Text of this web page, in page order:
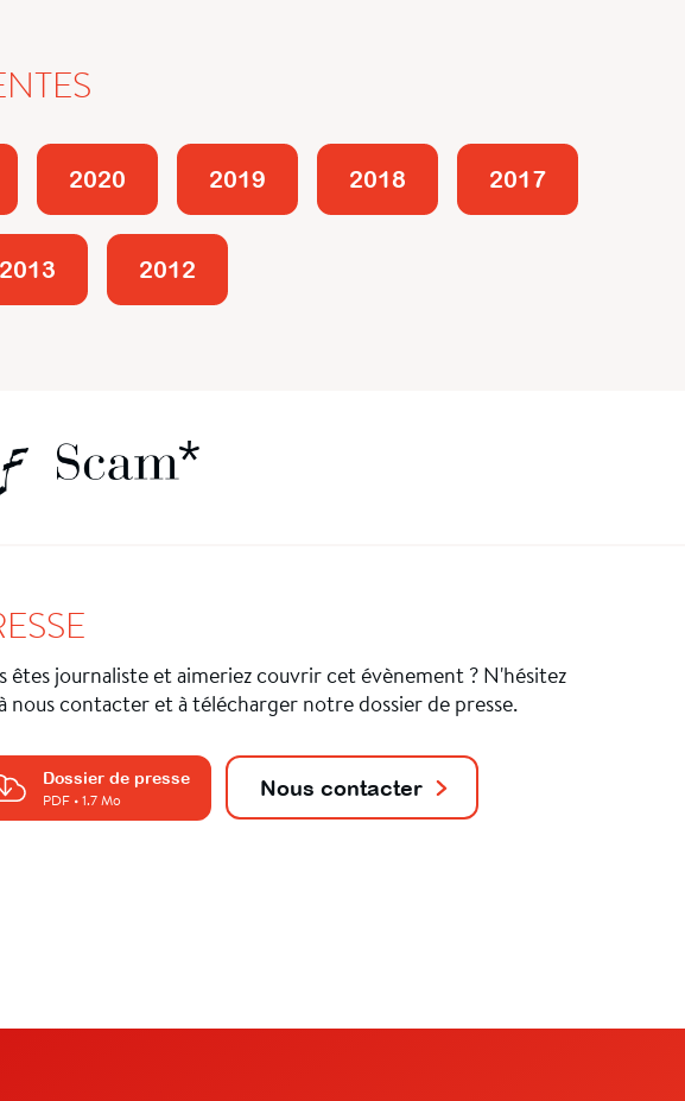
2020 2019 2018 2017
2013 2012
êtes journaliste et aimeriez couvrir cet évènement ? N'hésitez
nous contacter et à télécharger notre dossier de presse.
Dossier de presse
PDF • 1.7 Mo Nous contacter